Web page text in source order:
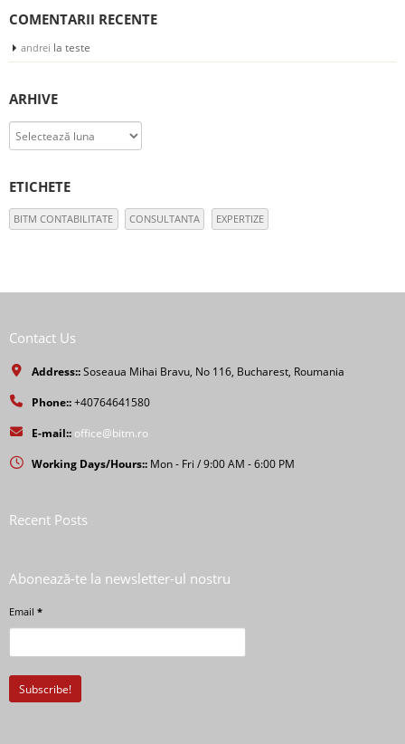
COMENTARII RECENTE
andrei la teste
ARHIVE
Arhive
ETICHETE
BITM CONTABILITATE CONSULTANTA EXPERTIZE
Contact Us
Address::Soseaua Mihai Bravu, No 116, Bucharest, Roumania
Phone::+40764641580
E-mail:: office@bitm.ro
Working Days/Hours:: Mon - Fri / 9:00 AM - 6:00 PM
Recent Posts
Abonează-te la newsletter-ul nostru
Email *